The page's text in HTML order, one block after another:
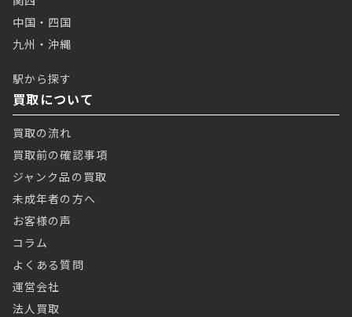
中国・四国
九州・沖縄
駅から探す
買取について
買取の流れ
買取前の確認事項
ジャンク品の買取
未成年者の方へ
お客様の声
コラム
よくある質問
運営会社
法人買取